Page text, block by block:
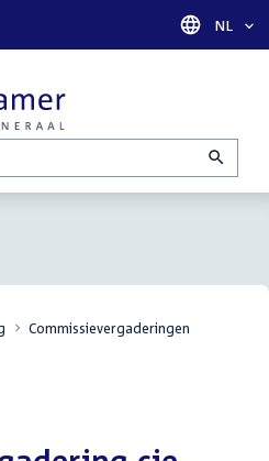
Taal
NL
Commissievergaderingen